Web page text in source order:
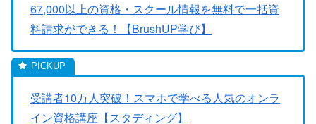
67,000以上の資格・スクール情報を無料で一括資
料請求ができる！【BrushUP学び】
受講者10万人突破！スマホで学べる人気のオンラ
イン資格講座【スタディング】